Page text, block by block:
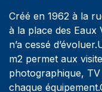
Créé en 1962 à la
à la place des Eaux
n’a cessé
m2 permet aux
photographique,
chaque